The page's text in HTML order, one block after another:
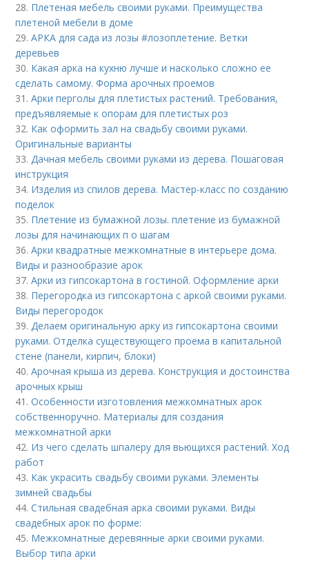
28. Плетеная мебель своими руками. Преимущества
плетеной мебели в доме
29.АРКА для сада из лозы #лозоплетение. Ветки
деревьев
30. Какая арка на кухню лучше и насколько сложно ее
сделать самому. Форма арочных проемов
31.Арки перголы для плетистых растений. Требования,
предъявляемые к опорам для плетистых роз
32. Как оформить зал на свадьбу своими руками.
Оригинальные варианты
33.Дачная мебель своими руками из дерева. Пошаговая
инструкция
34. Изделия из спилов дерева. Мастер-класс по созданию
поделок
35. Плетение из бумажной лозы. плетение из бумажной
лозы для начинающих п о шагам
36.Арки квадратные межкомнатные в интерьере дома.
Виды и разнообразие арок
37.Арки из гипсокартона в гостиной. Оформление арки
38. Перегородка из гипсокартона с аркой своими руками.
Виды перегородок
39.Делаем оригинальную арку из гипсокартона своими
руками. Отделка существующего проема в капитальной
стене (панели, кирпич, блоки)
40.Арочная крыша из дерева. Конструкция и достоинства
арочных крыш
41.Особенности изготовления межкомнатных арок
собственноручно. Материалы для создания
межкомнатной арки
42. Из чего сделать шпалеру для вьющихся растений. Ход
работ
43. Как украсить свадьбу своими руками. Элементы
зимней свадьбы
44.Стильная свадебная арка своими руками. Виды
свадебных арок по форме:
45. Межкомнатные деревянные арки своими руками.
Выбор типа арки